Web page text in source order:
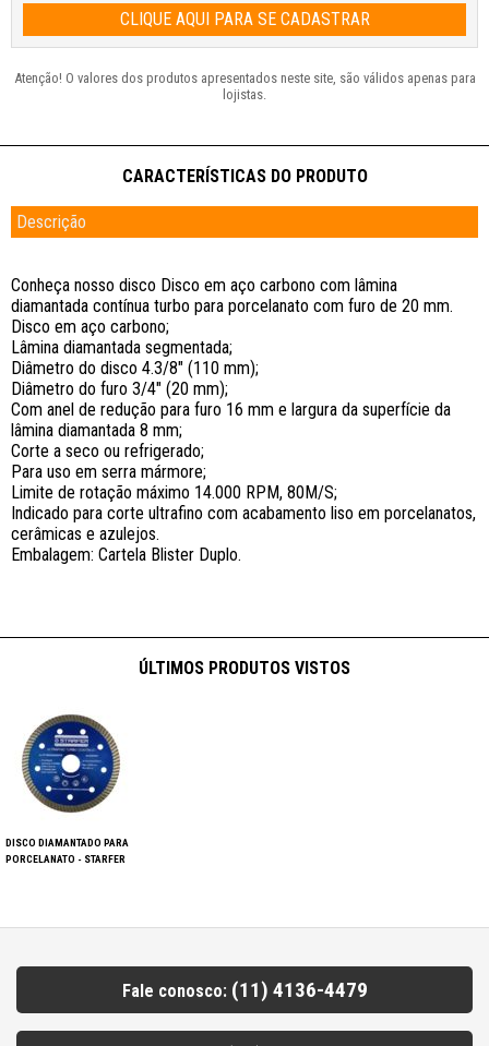
CLIQUE AQUI PARA SE CADASTRAR
Descrição
Conheça nosso disco Disco em aço carbono com lâmina
diamantada contínua turbo para porcelanato com furo de 20 mm.
Disco em aço carbono;
Lâmina diamantada segmentada;
Diâmetro do disco 4.3/8" (110 mm);
Diâmetro do furo 3/4" (20 mm);
Com anel de redução para furo 16 mm e largura da superfície da
lâmina diamantada 8 mm;
Corte a seco ou refrigerado;
Para uso em serra mármore;
Limite de rotação máximo 14.000 RPM, 80M/S;
Indicado para corte ultrafino com acabamento liso em porcelanatos,
cerâmicas e azulejos.
Embalagem: Cartela Blister Duplo.
ÚLTIMOS PRODUTOS VISTOS
DISCO DIAMANTADO PARA
PORCELANATO - STARFER
Fale conosco: (11) 4136-4479